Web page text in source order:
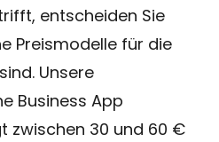
entscheiden Sie
Preismodelle für die
Unsere
Business App
zwischen 30 und 60 €